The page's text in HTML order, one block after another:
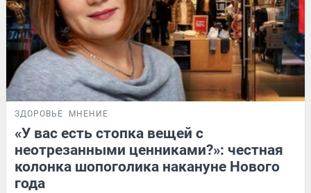
ЗДОРОВЬЕ МНЕНИЕ
«У вас есть стопка вещей с
неотрезанными ценниками?»: честная
колонка шопоголика накануне Нового
года